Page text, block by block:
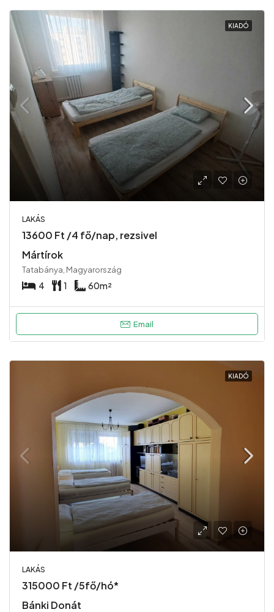
KIADÓ
LAKÁS
13600 Ft /4 fő/nap, rezsivel
Mártírok
Tatabánya, Magyarország
4 1 60m²
Email
KIADÓ
LAKÁS
315000 Ft /5fő/hó*
Bánki Donát